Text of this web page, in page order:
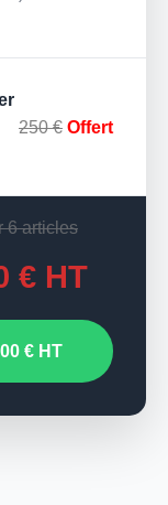
250 € Offert
6 articles
€ HT
€ HT